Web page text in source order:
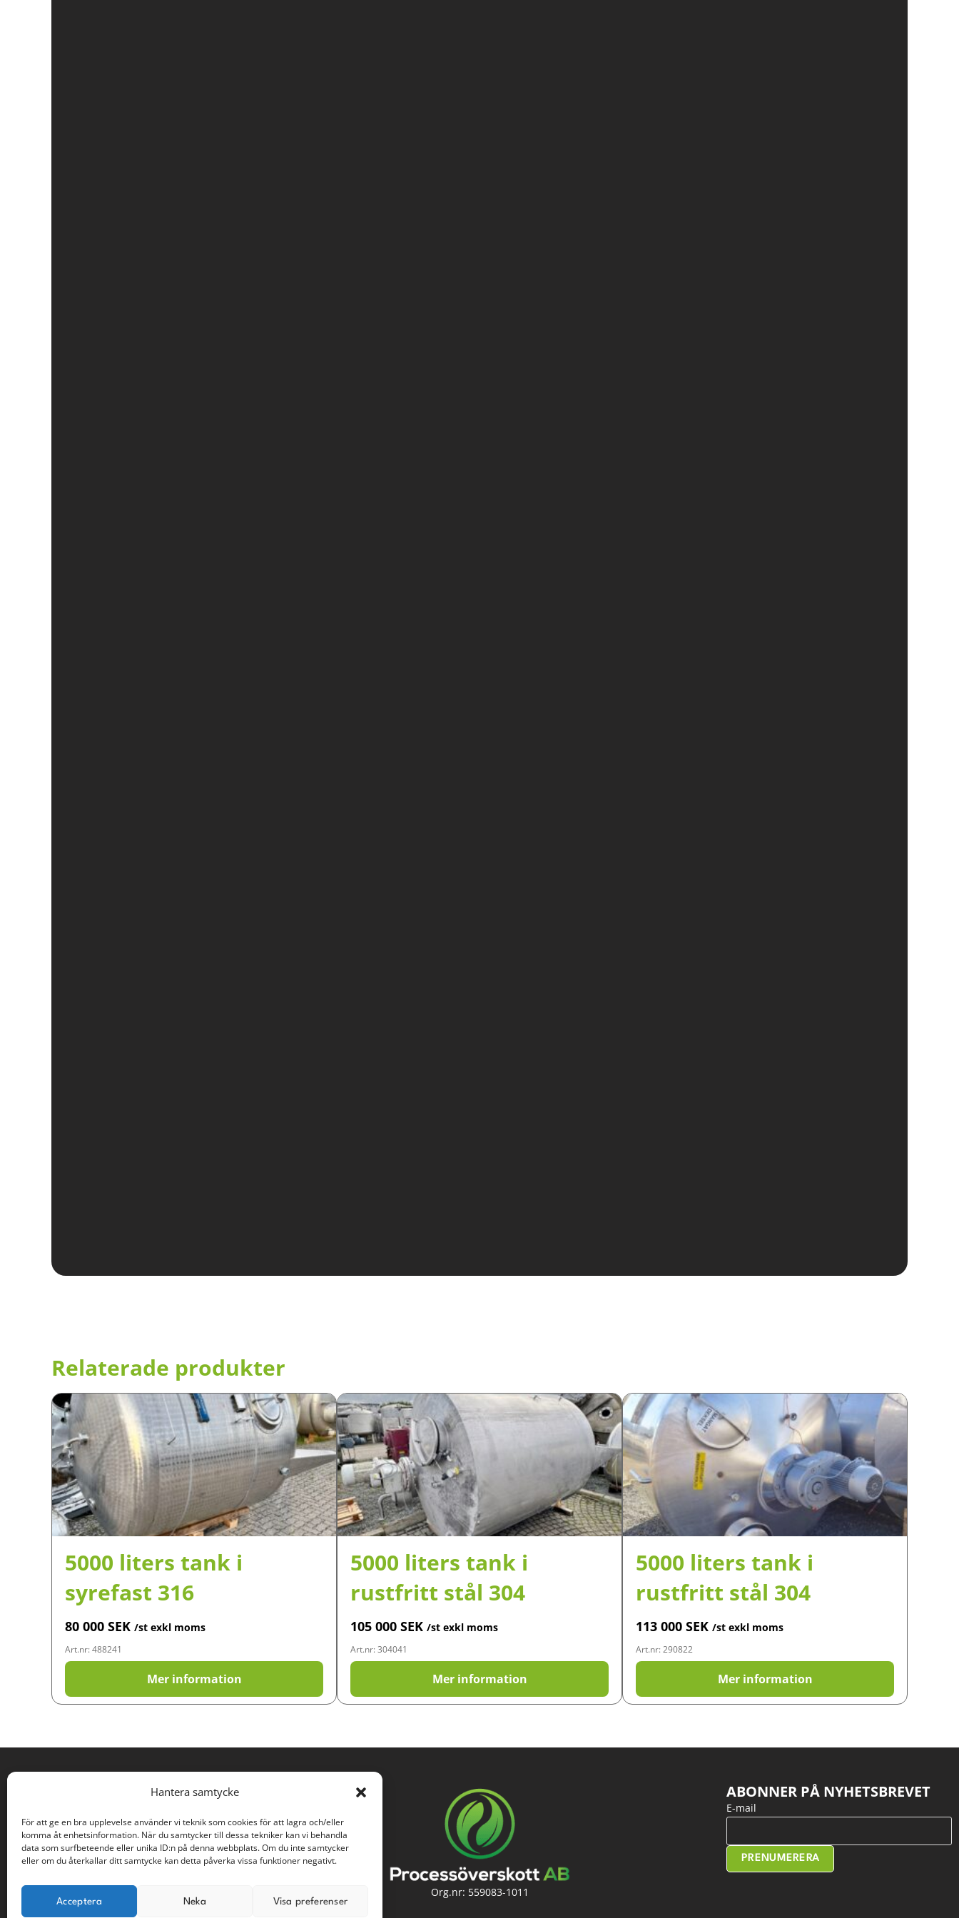
Hantera samtycke
För att ge en bra upplevelse använder vi teknik som cookies för att lagra och/eller
komma åt enhetsinformation. När du samtycker till dessa tekniker kan vi behandla
data som surfbeteende eller unika ID:n på denna webbplats. Om du inte samtycker
eller om du återkallar ditt samtycke kan detta påverka vissa funktioner negativt.
Acceptera Neka Visa preferenser
Relaterade produkter
5000 liters tank i
syrefast 316
80 000 SEK /st exkl moms
Art.nr: 488241
Mer information
5000 liters tank i
rustfritt stål 304
105 000 SEK /st exkl moms
Art.nr: 304041
Mer information
5000 liters tank i
rustfritt stål 304
113 000 SEK /st exkl moms
Art.nr: 290822
Mer information
891 78 Bonässund
info@processoverskott.se
info@processoverskott.se
Org.nr: 559083-1011
ABONNER PÅ NYHETSBREVET
E-mail
PRENUMERERA